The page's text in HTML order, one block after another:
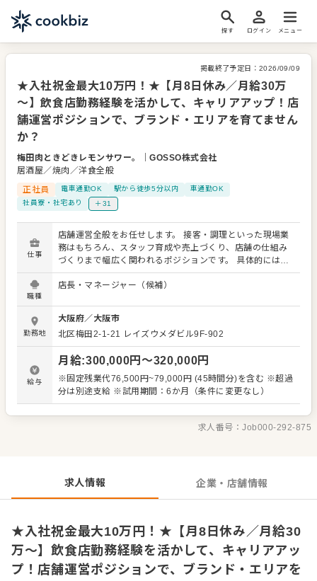
探す ログイン メニュー
掲載終了予定日： 2026/09/09
★入社祝金最大10万円！★【月8日休み／月給30万
～】飲食店勤務経験を活かして、キャリアアップ！店
舗運営ポジションで、ブランド・エリアを育てません
か？
梅田肉ときどきレモンサワー。 ｜GOSSO株式会社
居酒屋／焼肉／洋食全般
正社員
電車通勤OK 駅から徒歩5分以内
車通勤OK
社員寮・社宅あり
＋31
仕事
店舗運営全般をお任せします。 接客・調理といった現場業
務はもちろん、スタッフ育成や売上づくり、店舗の仕組み
づくりまで幅広く関われるポジションです。 具体的には…
■店舗営業業務 ・ホール業務全般（接客、料理提供、会計
など） ・キッチン業務（仕込み、調理、盛り付け） ・清
■店舗運営・マネジメント業務 ・アルバイトスタッフの採
用、育成、指導 ・シフト管理、人員配置の調整 ・売上管
理、発注業務 ・SNS更新やイベント企画などのプロモーシ
ョン活動 ・メニュー開発、季節限定商品のアイデア出し 将
来的には、エリアを牽引するリーダーや、 本部ポジション
へのキャリアアップも目指せる環境。 年功序列ではなく、
実力と行動力を正当に評価します。 -----------------------------
採用ルールや店舗文化、運営スタイルは現場主導。 「どん
なお店にしたいか」「どんなチームをつくるか」を自分の
重ねていきます！
職種
店長・マネージャー（候補）
勤務地
大阪府／ 大阪市
北区梅田2-1-21 レイズウメダビル9F-902
給与
月給:300,000円〜320,000円
※固定残業代76,500円~79,000円 (45時間分)を含む ※超過
分は別途支給 ※試用期間：6か月（条件に変更なし）
求人番号：Job000-292-875
求人情報 企業・店舗情報
★入社祝金最大10万円！★【月8日休み／月給30
万～】飲食店勤務経験を活かして、キャリアアッ
プ！店舗運営ポジションで、ブランド・エリアを